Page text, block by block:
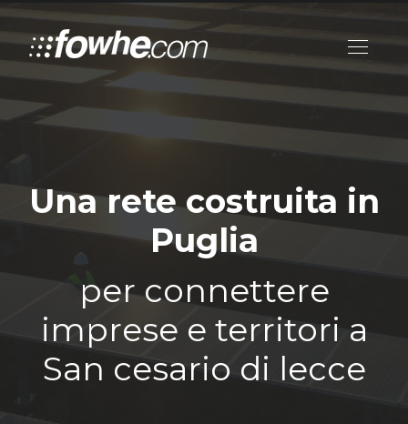
Una rete costruita in
Puglia
per connettere
imprese e territori a
San cesario di lecce